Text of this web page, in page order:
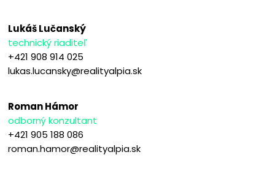
Lukáš Lučanský
technický riaditeľ
+421 908 914 025
lukas.lucansky@realityalpia.sk
Roman Hámor
odborný konzultant
+421 905 188 086
roman.hamor@realityalpia.sk